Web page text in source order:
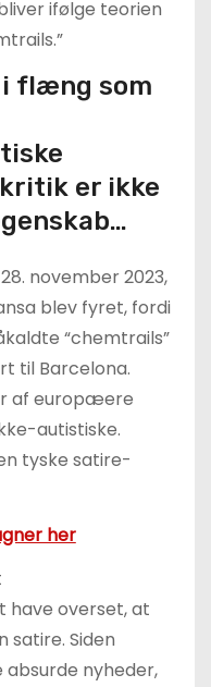
ifølge teorien
flæng som
er ikke
november 2023,
blev fyret, fordi
“chemtrails”
til Barcelona.
af europæere
autistiske.
tyske satire-
her
have overset, at
satire. Siden
nyheder,